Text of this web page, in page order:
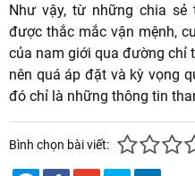
Như vậy, từ những chia
được thắc mắc vận mệnh,
của nam giới qua đường chỉ
nên quá áp đặt và kỳ vọng
đó chỉ là những thông tin
Bình chọn bài viết: